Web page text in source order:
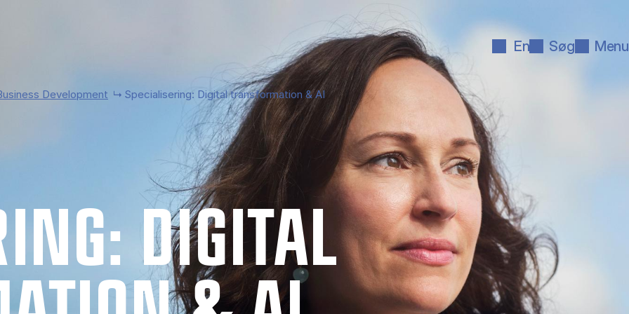
En Søg Menu
Development Specialisering: Di­gi­tal trans­for­ma­tion & AI
DI­GI­TAL